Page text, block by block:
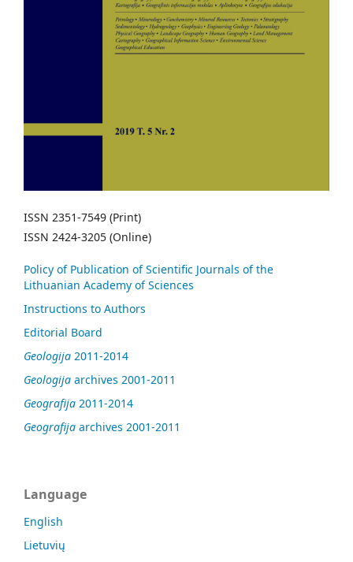
ISSN 2351-7549 (Print)
ISSN 2424-3205 (Online)
Policy of Publication of Scientific Journals of the
Lithuanian Academy of Sciences
Instructions to Authors
Editorial Board
Geologija 2011-2014
Geologija archives 2001-2011
Geografija 2011-2014
Geografija archives 2001-2011
Language
English
Lietuvių